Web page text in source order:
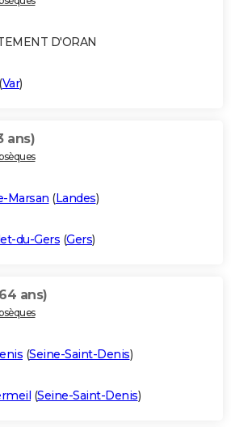
D'ORAN
(Var)
ans)
Marsan (Landes)
du-Gers (Gers)
ans)
(Seine-Saint-Denis)
(Seine-Saint-Denis)